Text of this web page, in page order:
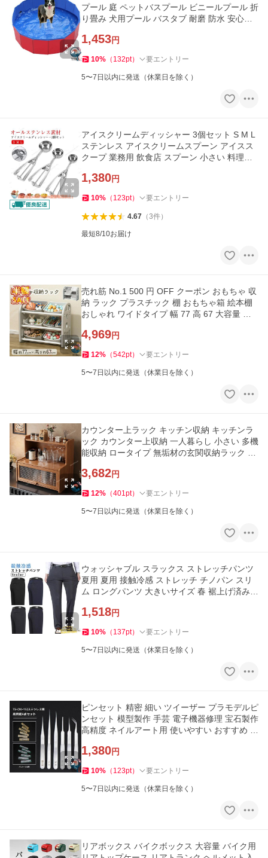
プール 庭 ペットバスプール ビニールプール 折
り畳み 犬用プール バスタブ 耐磨 防水 安心安
1,453円
10% （ 132pt） 要エントリー
5〜7日以内に発送（休業日を除く）
アイスクリームディッシャー 3個セット S M L
ステンレス アイスクリームスプーン アイスス
クープ 業務用 飲食店 スプーン 小さい 料理用
1,380円
10% （ 123pt） 要エントリー
4.67（3件）
最短8/10お届け
売れ筋 No.1 500 円 OFF クーポン おもちゃ 収
納 ラック プラスチック 棚 おもちゃ箱 絵本棚
おしゃれ ワイドタイプ 幅 77 高 67 大容量 組
4,969円
12% （542pt） 要エントリー
5〜7日以内に発送（休業日を除く）
カウンター上ラック キッチン収納 キッチンラ
ック カウンター上収納 一人暮らし 小さい 多機
能収納 ロータイプ 無垢材の玄関収納ラック 収
3,682円
12% （401pt） 要エントリー
5〜7日以内に発送（休業日を除く）
ウォッシャブル スラックス ストレッチパンツ
夏用 夏用 接触冷感 ストレッチ チノパン スリ
ム ロングパンツ 大きいサイズ 春 裾上げ済み
1,518円
10% （ 137pt） 要エントリー
5〜7日以内に発送（休業日を除く）
ピンセット 精密 細い ツイーザー プラモデルピ
ンセット 模型製作 手芸 電子機器修理 宝石製作
高精度 ネイルアート用 使いやすい おすすめ 人
1,380円
10% （ 123pt） 要エントリー
5〜7日以内に発送（休業日を除く）
リアボックス バイクボックス 大容量 バイク用